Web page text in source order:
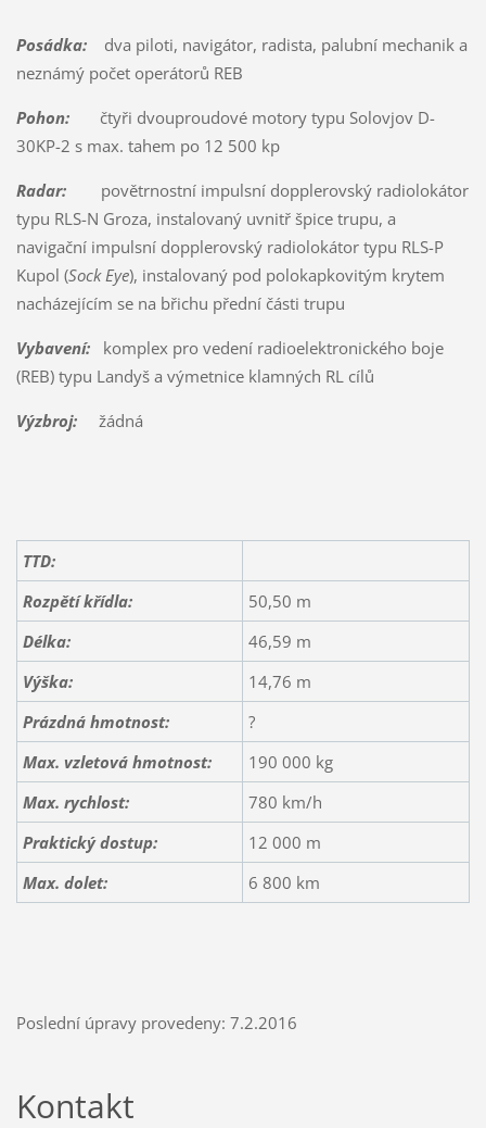
Posádka:dva piloti, navigátor, radista, palubní mechanik a
neznámý počet operátorů REB
Pohon:čtyři dvouproudové motory typu Solovjov D-
30KP-2 s max. tahem po 12 500 kp
Radar:povětrnostní impulsní dopplerovský radiolokátor
typu RLS-N Groza, instalovaný uvnitř špice trupu, a
navigační impulsní dopplerovský radiolokátor typu RLS-P
Kupol (Sock Eye), instalovaný pod polokapkovitým krytem
nacházejícím se na břichu přední části trupu
Vybavení:komplex pro vedení radioelektronického boje
(REB) typu Landyš a výmetnice klamných RL cílů
Výzbroj:žádná
TTD:
Rozpětí křídla:
50,50 m
Délka:
46,59 m
Výška:
14,76 m
Prázdná hmotnost:
?
Max. vzletová hmotnost:
190 000 kg
Max. rychlost:
780 km/h
Praktický dostup:
12 000 m
Max. dolet:
6 800 km
Poslední úpravy provedeny: 7.2.2016
Kontakt